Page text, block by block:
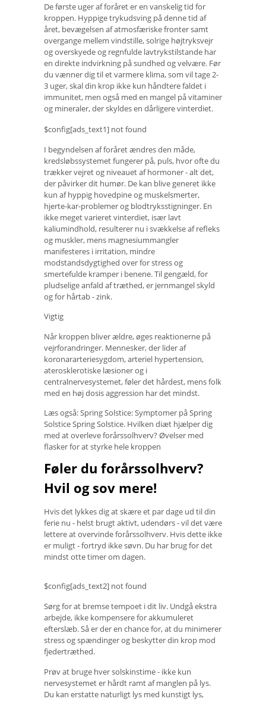
De første uger af foråret er en vanskelig tid for
kroppen. Hyppige trykudsving på denne tid af
året, bevægelsen af ​​atmosfæriske fronter samt
overgange mellem vindstille, solrige højtryksvejr
og overskyede og regnfulde lavtrykstilstande har
en direkte indvirkning på sundhed og velvære. Før
du vænner dig til et varmere klima, som vil tage 2-
3 uger, skal din krop ikke kun håndtere faldet i
immunitet, men også med en mangel på vitaminer
og mineraler, der skyldes en dårligere vinterdiet.
$config[ads_text1] not found
I begyndelsen af ​​foråret ændres den måde,
kredsløbssystemet fungerer på, puls, hvor ofte du
trækker vejret og niveauet af hormoner - alt det,
der påvirker dit humør. De kan blive generet ikke
kun af hyppig hovedpine og muskelsmerter,
hjerte-kar-problemer og blodtryksstigninger. En
ikke meget varieret vinterdiet, især lavt
kaliumindhold, resulterer nu i svækkelse af refleks
og muskler, mens magnesiummangler
manifesteres i irritation, mindre
modstandsdygtighed over for stress og
smertefulde kramper i benene. Til gengæld, for
pludselige anfald af træthed, er jernmangel skyld
og for hårtab - zink.
Vigtig
Når kroppen bliver ældre, øges reaktionerne på
vejrforandringer. Mennesker, der lider af
koronararteriesygdom, arteriel hypertension,
aterosklerotiske læsioner og i
centralnervesystemet, føler det hårdest, mens folk
med en høj dosis aggression har det mindst.
Læs også: Spring Solstice: Symptomer på Spring
Solstice Spring Solstice. Hvilken diæt hjælper dig
med at overleve forårssolhverv? Øvelser med
flasker for at styrke hele kroppen
Føler du forårssolhverv?
Hvil og sov mere!
Hvis det lykkes dig at skære et par dage ud til din
ferie nu - helst brugt aktivt, udendørs - vil det være
lettere at overvinde forårssolhverv. Hvis dette ikke
er muligt - fortryd ikke søvn. Du har brug for det
mindst otte timer om dagen.
$config[ads_text2] not found
Sørg for at bremse tempoet i dit liv. Undgå ekstra
arbejde, ikke kompensere for akkumuleret
efterslæb. Så er der en chance for, at du minimerer
stress og spændinger og beskytter din krop mod
fjedertræthed.
Prøv at bruge hver solskinstime - ikke kun
nervesystemet er hårdt ramt af manglen på lys.
Du kan erstatte naturligt lys med kunstigt lys,